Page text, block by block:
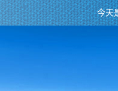
今天